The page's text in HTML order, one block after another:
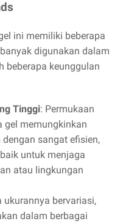
ini memiliki beberapa
digunakan dalam
beberapa keunggulan
Tinggi: Permukaan
gel memungkinkan
sangat efisien,
untuk menjaga
atau lingkungan
ukurannya bervariasi,
dalam berbagai